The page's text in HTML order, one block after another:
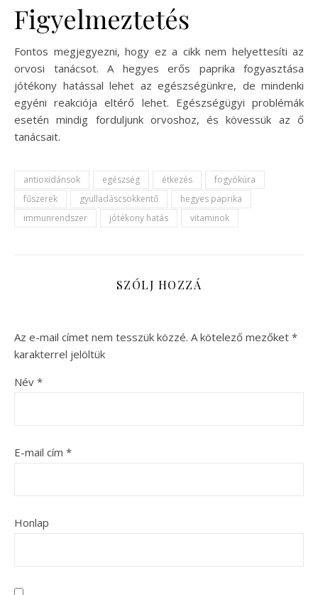
Figyelmeztetés
Fontos megjegyezni, hogy ez a cikk nem helyettesíti az
orvosi tanácsot. A hegyes erős paprika fogyasztása
jótékony hatással lehet az egészségünkre, de mindenki
egyéni reakciója eltérő lehet. Egészségügyi problémák
esetén mindig forduljunk orvoshoz, és kövessük az ő
tanácsait.
antioxidánsok egészség étkezés
fogyókúra
fűszerek
gyulladáscsökkentő
hegyes paprika
immunrendszer
jótékony hatás vitaminok
SZÓLJ HOZZÁ
Az e-mail címet nem tesszük közzé. A kötelező mezőket *
karakterrel jelöltük
Név *
E-mail cím *
Honlap